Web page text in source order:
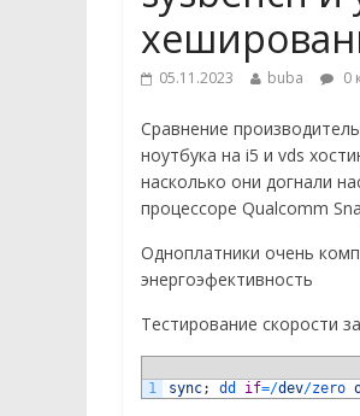
05.11.2023 buba 0
Сравнение
ноутбука на i5 и vds
насколько они догнали
процессоре Qualcomm
Одноплатники очень
энергоэфективность
Тестирование скорости
1 sync; dd if=/dev/zero